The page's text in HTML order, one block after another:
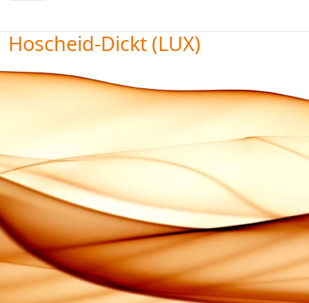
Hoscheid-Dickt (LUX)